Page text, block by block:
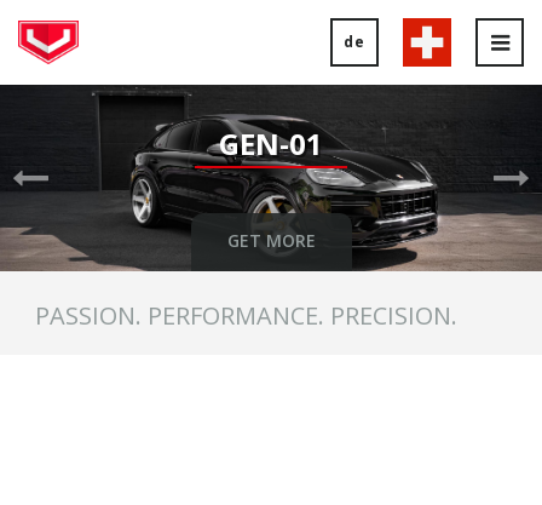
de
GEN-01
GET MORE
Previous
PASSION. PERFORMANCE. PRECISION.